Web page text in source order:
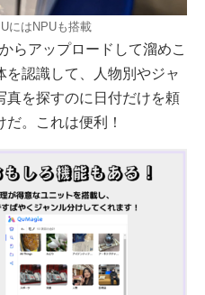
にはNPUも搭載
らアップロードして溜めこ
を認識して、人物別やジャ
真を探すのに日付だけを頼
。これは便利！